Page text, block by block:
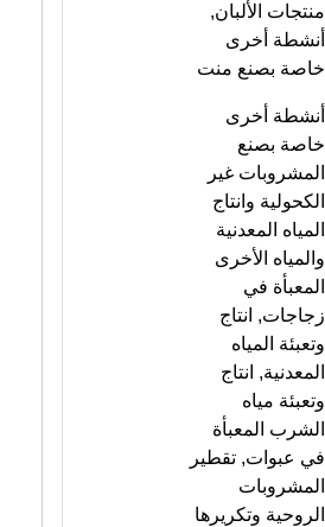
منتجات الألبان,
أنشطة أخرى
خاصة بصنع منت
أنشطة أخرى
خاصة بصنع
المشروبات غير
الكحولية وانتاج
المياه المعدنية
والمياه الأخرى
المعبأة في
زجاجات, انتاج
وتعبئة المياه
المعدنية, انتاج
وتعبئة مياه
الشرب المعبأة
في عبوات, تقطير
المشروبات
الروحية وتكريرها